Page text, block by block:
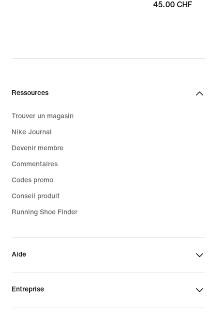
45.00 CHF
45.00 CHF
Ressources
Trouver un magasin
Nike Journal
Devenir membre
Commentaires
Codes promo
Conseil produit
Running Shoe Finder
Aide
Entreprise